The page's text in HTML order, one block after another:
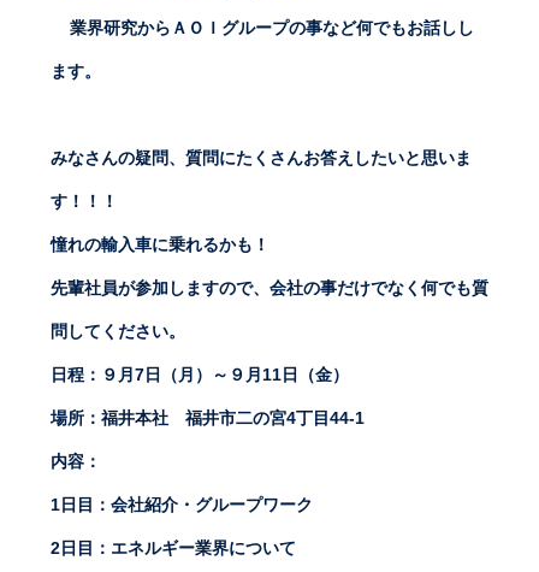
業界研究からＡＯＩグループの事など何でもお話しし
ます。
みなさんの疑問、質問にたくさんお答えしたいと思いま
す！！！
憧れの輸入車に乗れるかも！
先輩社員が参加しますので、会社の事だけでなく何でも質
問してください。
日程：９月7日（月）～９月11日（金）
場所：福井本社 福井市二の宮4丁目44-1
内容：
1日目：会社紹介・グループワーク
2日目：エネルギー業界について